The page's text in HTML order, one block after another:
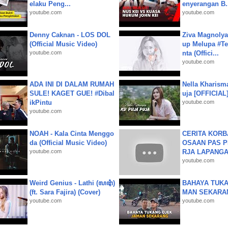
elaku Peng...
youtube.com
enyerangan
youtube.com
Denny Caknan - LOS DOL
(Official Music Video)
youtube.com
Ziva
up Melupa
nta (Offici...
youtube.com
ADA INI DI DALAM RUMAH
SULE! KAGET GUE! #Dibal
ikPintu
youtube.com
Nella
uja [OFFICIAL]
youtube.com
NOAH - Kala Cinta Menggo
da (Official Music Video)
youtube.com
CERITA
OSAAN PAS
RJA
youtube.com
Weird Genius - Lathi (ꦭꦛꦶ)
(ft. Sara Fajira) (Cover)
youtube.com
BAHAYA
MAN
youtube.com